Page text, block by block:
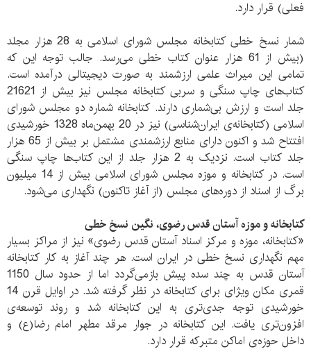
فعلی) قرار دارد.
شمار نسخ خطی کتابخانه‌ مجلس شورای اسلامی به 28 هزار مجلد
(بیش از 61 هزار عنوان کتاب خطی می‌رسد. جالب توجه این که
تمامی این میراث علمی ارزشمند به صورت دیجیتالی درآمده است.
کتاب‌های چاپ سنگی و سربی کتابخانه‌ مجلس نیز بیش از 21621
جلد است و ارزش بی‌شماری دارند. کتابخانه‌ شماره دو مجلس شورای
اسلامی (کتابخانه‌ی ایران‌شناسی) نیز در 20 بهمن‌ماه 1328 خورشیدی
افتتاح شد و اکنون دارای منابع ارزشمندی مشتمل بر بیش از 65 هزار
جلد کتاب است. نزدیک به 2 هزار جلد از این کتاب‌ها چاپ سنگی
است. در کتابخانه و موزه‌ مجلس شورای اسلامی بیش از 14 میلیون
برگ از اسناد از دوره‌های مجلس (از آغاز تاکنون) نگهداری می‌شود.
کتابخانه و موزه‌ آستان قدس رضوی، نگین نسخ خطی
«کتابخانه، موزه و مرکز اسناد آستان قدس رضوی» نیز از مراکز بسیار
مهم نگهداری نسخ خطی در ایران است. هر چند آغاز به کار کتابخانه‌
آستان قدس به چند سده پیش بازمی‌گردد اما از حدود سال 1150
قمری مکان ویژ‌ای برای کتابخانه در نظر گرفته شد. در اوایل قرن 14
خورشیدی توجه جدی‌تری به این کتابخانه شد و روند توسعه‌ی
افزون‌تری یافت. این کتابخانه در جوار مرقد مطهر امام رضا(ع) و
داخل حوزه‌ی اماکن متبرکه قرار دارد.